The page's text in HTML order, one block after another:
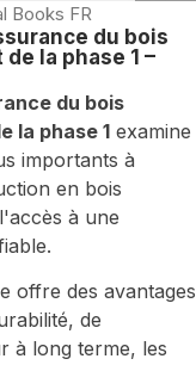
Books FR
du bois
la phase 1 –
du bois
la phase 1 examine
importants à
en bois
à une
offre des avantages
de
à long terme, les